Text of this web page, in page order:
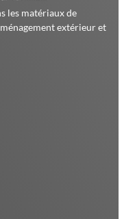
les matériaux de
extérieur et